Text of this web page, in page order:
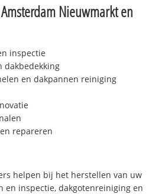
Amsterdam Nieuwmarkt en
inspectie
dakbedekking
en dakpannen reiniging
repareren
helpen bij het herstellen van uw
en inspectie, dakgotenreiniging en